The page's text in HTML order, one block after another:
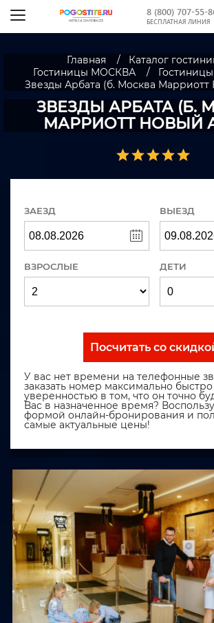
8 (800) 707-55-
БЕСПЛАТНАЯ ЛИНИЯ
Главная
Каталог
Гостиницы МОСКВА
Звезды Арбата (б. Москва
ЗВЕЗДЫ АРБАТА (Б.
МАРРИОТТ НОВЫЙ
ЗАЕЗД ВЫЕЗД
ВЗРОСЛЫЕ ДЕТИ
Посчитать со
У вас нет времени на телефонные
заказать номер максимально
уверенностью в том, что он точно
Вас в назначенное время?
формой онлайн-бронирования и
самые актуальные цены!